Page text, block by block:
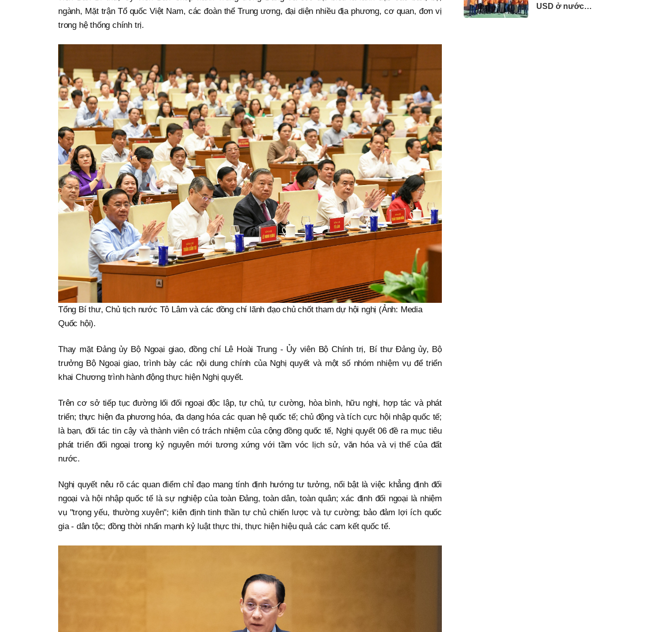
ngành, Mặt trận Tổ quốc Việt Nam, các đoàn thể Trung ương, đại diện nhiều địa phương, cơ quan, đơn vị
trong hệ thống chính trị.
Tổng Bí thư, Chủ tịch nước Tô Lâm và các đồng chí lãnh đạo chủ chốt tham dự hội nghị (Ảnh: Media
Quốc hội).
Thay mặt Đảng ủy Bộ Ngoại giao, đồng chí Lê Hoài Trung - Ủy viên Bộ Chính trị, Bí thư Đảng ủy, Bộ
trưởng Bộ Ngoại giao, trình bày các nội dung chính của Nghị quyết và một số nhóm nhiệm vụ để triển
khai Chương trình hành động thực hiện Nghị quyết.
Trên cơ sở tiếp tục đường lối đối ngoại độc lập, tự chủ, tự cường, hòa bình, hữu nghị, hợp tác và phát
triển; thực hiện đa phương hóa, đa dạng hóa các quan hệ quốc tế; chủ động và tích cực hội nhập quốc tế;
là bạn, đối tác tin cậy và thành viên có trách nhiệm của cộng đồng quốc tế, Nghị quyết 06 đề ra mục tiêu
phát triển đối ngoại trong kỷ nguyên mới tương xứng với tầm vóc lịch sử, văn hóa và vị thế của đất
nước.
Nghị quyết nêu rõ các quan điểm chỉ đạo mang tính định hướng tư tưởng, nổi bật là việc khẳng định đối
ngoại và hội nhập quốc tế là sự nghiệp của toàn Đảng, toàn dân, toàn quân; xác định đối ngoại là nhiệm
vụ "trọng yếu, thường xuyên"; kiên định tinh thần tự chủ chiến lược và tự cường; bảo đảm lợi ích quốc
gia - dân tộc; đồng thời nhấn mạnh kỷ luật thực thi, thực hiện hiệu quả các cam kết quốc tế.
USD ở nước